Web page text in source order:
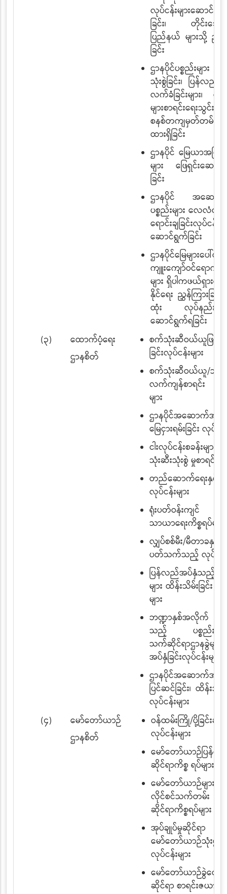
လုပ်ငန်းများဆောင်ရွ
ခြင်း၊ တိုင်းဒေသ
ပြည်နယ် များသို့ ညွှန်
ခြင်း
ဌာနပိုင်ပစ္စည်းမျာ
သုံးစွဲခြင်း၊ ပြန်လည်
လက်ခံခြင်းများ၊ လ
များစာရင်းရေးသွင်း
စနစ်တကျမှတ်တမ်း
ထားရှိခြင်း
ဌာနပိုင် မြေယာအငြင်း
များ ဖြေရှင်းဆော
ခြင်း
ဌာနပိုင် အဆောက်
ပစ္စည်းများ လေလံတ
ရောင်းချခြင်းလုပ်ငန်းမ
ဆောင်ရွက်ခြင်း
ဌာနပိုင်မြေများပေါ်တွင်
ကျူးကျော်ဝင်ရောက်န
များ ရှိပါကဖယ်ရှားရှင်
နိုင်ရေး ညွှန်ကြားခြင်
ထုံး လုပ်နည်းနှ
ဆောင်ရွက်ရခြင်း
(၃)
ထောက်ပံ့ရေး
ဌာနစိတ်
စက်သုံးဆီဝယ်ယူဖြည့်
ခြင်းလုပ်ငန်းများ
စက်သုံးဆီဝယ်ယူ/သုံး
လက်ကျန်စာရင်း ကိ
များ
ဌာနပိုင်အဆောက်အဦ
မြေငှားရမ်းခြင်း လုပ်ငန်
ငါးလုပ်ငန်းစခန်းမျာ
သုံးဆီးသုံးစွဲ မှုစာရင်းမျ
တည်ဆောက်ရေးနှင့်
လုပ်ငန်းများ
ရုံးပတ်ဝန်းကျင် သ
သာယာရေးကိစ္စရပ်များ
လျှပ်စစ်မီး/မီတာခနှင့်
ပတ်သက်သည့် လုပ်ငန်းမ
ပြန်လည်အပ်နှံသည့်ပစ္
များ ထိန်းသိမ်းခြင်း လု
များ
ဘဏ္ဍာနှစ်အလိုက်
သည့် ပစ္စည်းများ
သက်ဆိုင်ရာဌာနခွဲမျာ
အပ်နှံခြင်းလုပ်ငန်းများ
ဌာနပိုင်အဆောက်အဦမ
ပြင်ဆင်ခြင်း၊ ထိန်းသိမ်
လုပ်ငန်းများ
(၄)
မော်တော်ယာဉ်
ဌာနစိတ်
ဝန်ထမ်းကြို/ပို့ခြင်းဆို
လုပ်ငန်းများ
မော်တော်ယာဉ်ပြန်တ
ဆိုင်ရာကိစ္စ ရပ်များ
မော်တော်ယာဉ်များ၏
လိုင်စင်သက်တမ်း တိုး
ဆိုင်ရာကိစ္စရပ်များ
အုပ်ချုပ်မှုဆိုင်ရာ
မော်တော်ယာဉ်သုံးစွဲမှု
လုပ်ငန်းများ
မော်တော်ယာဉ်ခွဲဝေထ
ဆိုင်ရာ စာရင်းဇယားမျ